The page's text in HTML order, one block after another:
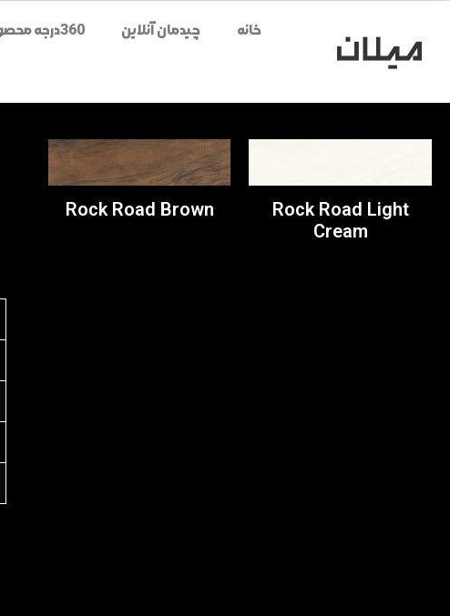
خانه چیدمان آنلاین 360درجه محصولات
Rock Road Light
Cream
Rock Road Brown